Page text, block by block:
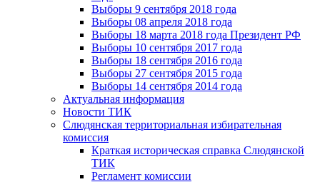
Выборы 9 сентября 2018 года
Выборы 08 апреля 2018 года
Выборы 18 марта 2018 года Президент РФ
Выборы 10 сентября 2017 года
Выборы 18 сентября 2016 года
Выборы 27 сентября 2015 года
Выборы 14 сентября 2014 года
Актуальная информация
Новости ТИК
Слюдянская территориальная избирательная
комиссия
Краткая историческая справка Слюдянской
ТИК
Регламент комиссии